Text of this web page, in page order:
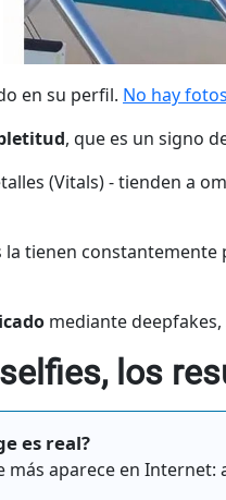
en su perfil. No hay fotos
, que es un signo
(Vitals) - tienden a
tienen
mediante
los
es real?
aparece en Internet: